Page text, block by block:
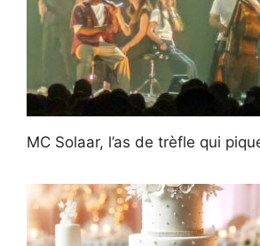
MC Solaar, l’as de trèfle qui